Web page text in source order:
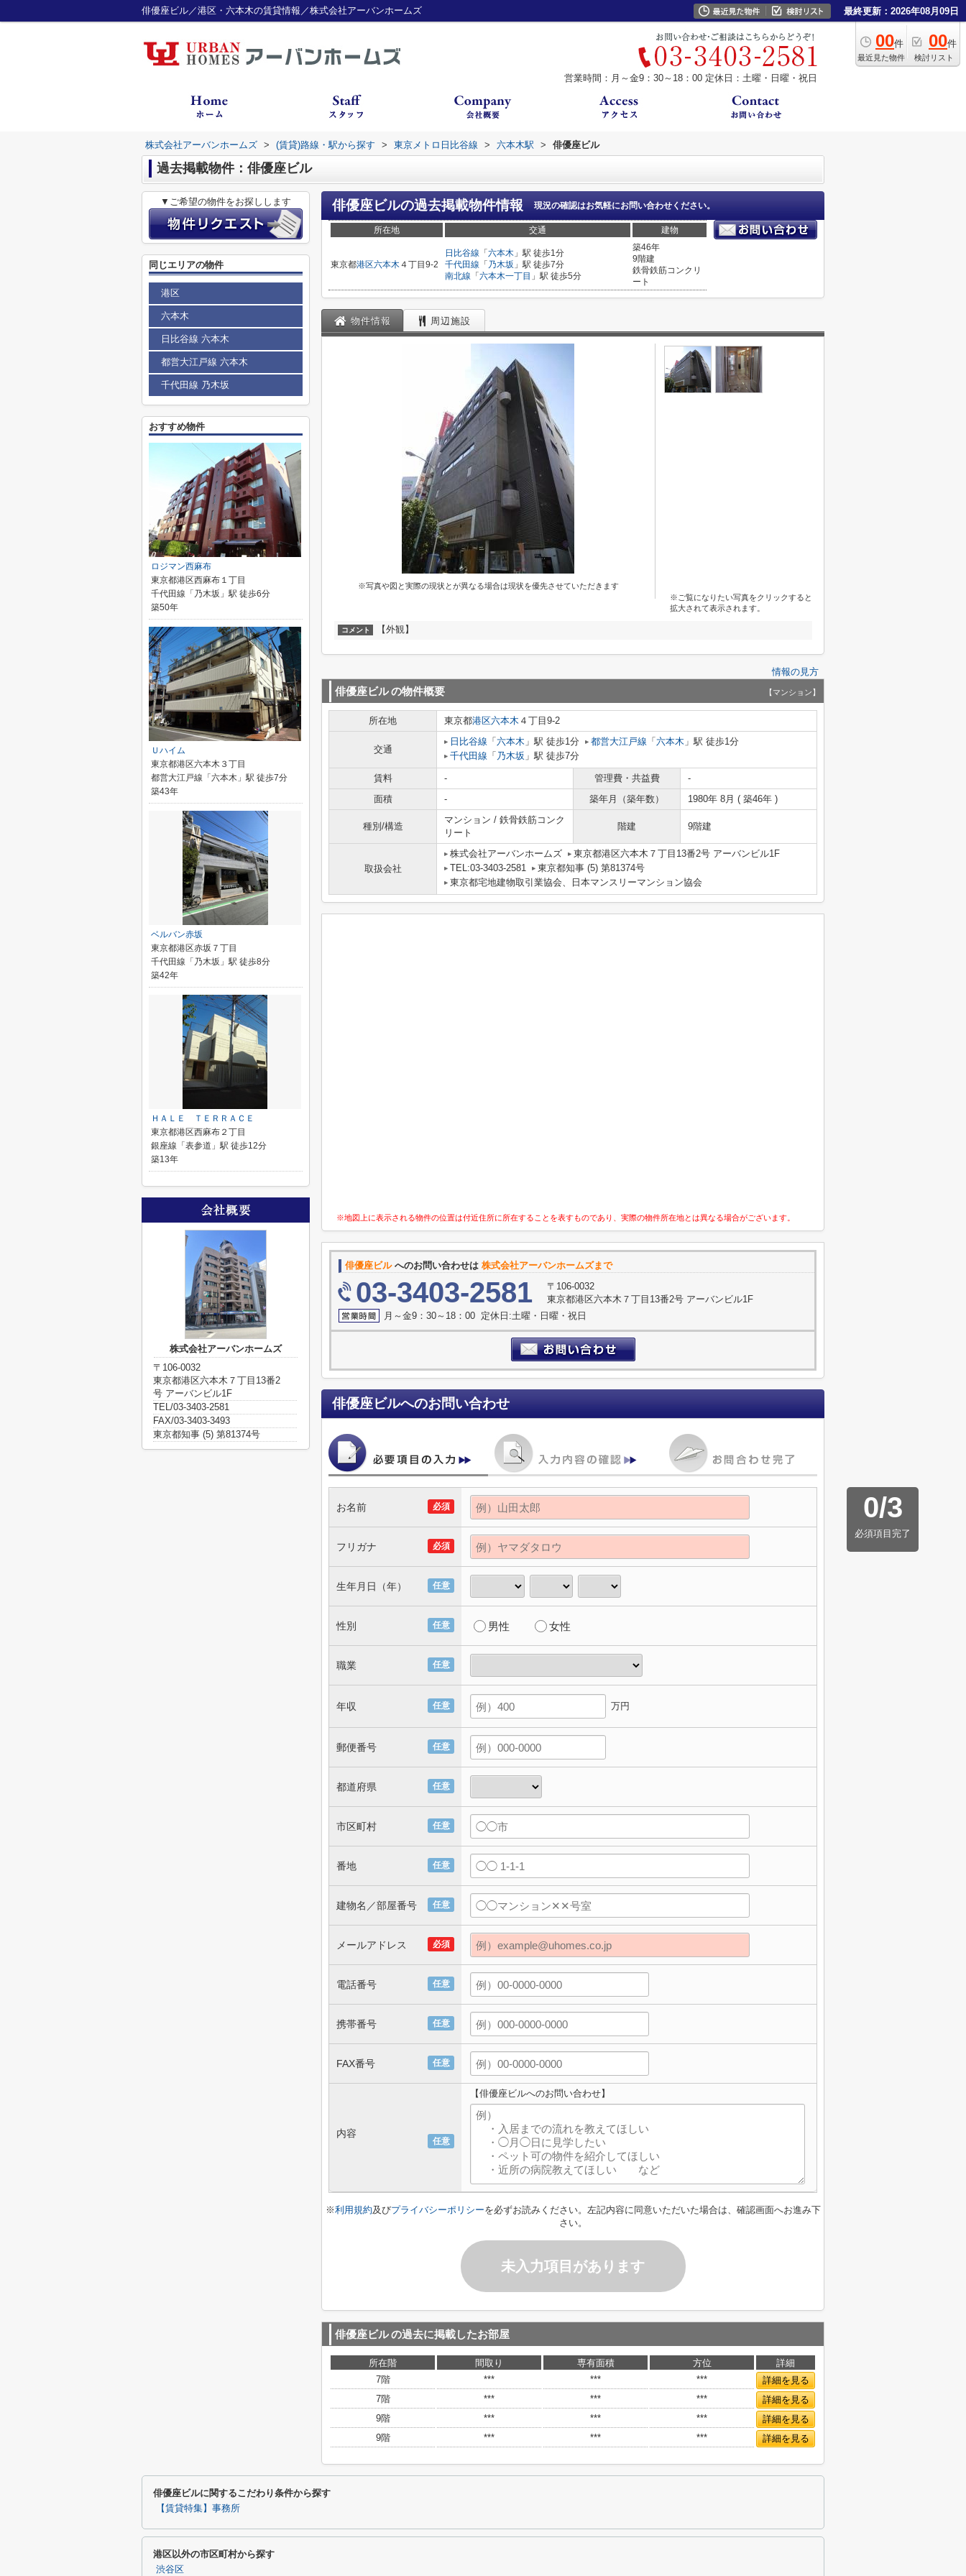
俳優座ビル／港区・六本木の賃貸情報／株式会社アーバンホームズ 最終更新：2026年08月09日
00件
最近見た物件
00件
検討リスト
営業時間：月～金9：30～18：00 定休日：土曜・日曜・祝日
株式会社アーバンホームズ > (賃貸)路線・駅から探す > 東京メトロ日比谷線 > 六本木駅 > 俳優座ビル
過去掲載物件：俳優座ビル
俳優座ビルの過去掲載物件情報 現況の確認はお気軽にお問い合わせください。
所在地 交通 建物
東京都港区六本木４丁目9-2
日比谷線 「 六本木 」駅 徒歩1分
千代田線 「 乃木坂 」駅 徒歩7分
南北線 「 六本木一丁目 」駅 徒歩5分
築46年
9階建
鉄骨鉄筋コンクリ
ート
物件情報 周辺施設
※写真や図と実際の現状とが異なる場合は現状を優先させていただきます
※ご覧になりたい写真をクリックすると
拡大されて表示されます。
コメント 【外観】
情報の見方
俳優座ビルの物件概要 【マンション】
所在地 東京都港区六本木 ４丁目9-2
交通
日比谷線 「 六本木 」駅 徒歩1分 都営大江戸線 「 六本木 」駅 徒歩1分
千代田線 「 乃木坂 」駅 徒歩7分
賃料 - 管理費・共益費
-
面積
- 築年月（築年数） 1980年 8月 ( 築46年 )
種別/構造
マンション / 鉄骨鉄筋コンク
リート
階建 9階建
取扱会社
株式会社アーバンホームズ
東京都港区六本木７丁目13番2号 アーバンビル1F
TEL:03-3403-2581
東京都知事 (5) 第81374号
東京都宅地建物取引業協会、日本マンスリーマンション協会
※地図上に表示される物件の位置は付近住所に所在することを表すものであり、実際の物件所在地とは異なる場合がございます。
俳優座ビルへのお問い合わせは 株式会社アーバンホームズまで
03-3403-2581
〒106-0032
東京都港区六本木７丁目13番2号 アーバンビル1F
月～金9：30～18：00 定休日:土曜・日曜・祝日
俳優座ビルへのお問い合わせ
0/3
必須項目完了
必須
お名前
必須
フリガナ
任意
生年月日（年）
任意
性別 男性 女性
任意
職業
任意
年収 万円
任意
郵便番号
任意
都道府県
任意
市区町村
任意
番地
任意
建物名／部屋番号
必須
メールアドレス
任意
電話番号
任意
携帯番号
任意
FAX番号
任意
内容
【俳優座ビルへのお問い合わせ】
※利用規約及びプライバシーポリシーを必ずお読みください。左記内容に同意いただいた場合は、確認画面へお進み下
さい。
未入力項目があります
俳優座ビルの過去に掲載したお部屋
所在階 間取り 専有面積 方位
詳細
7階
*** *** ***
詳細を見る
7階
*** *** ***
詳細を見る
9階
*** *** ***
詳細を見る
9階
*** *** *** 詳細を見る
▼ご希望の物件をお探しします
同じエリアの物件
港区
六本木
日比谷線 六本木
都営大江戸線 六本木
千代田線 乃木坂
おすすめ物件
ロジマン西麻布
東京都港区西麻布１丁目
千代田線「乃木坂」駅 徒歩6分
築50年
Ｕハイム
東京都港区六本木３丁目
都営大江戸線「六本木」駅 徒歩7分
築43年
ベルバン赤坂
東京都港区赤坂７丁目
千代田線「乃木坂」駅 徒歩8分
築42年
ＨＡＬＥ ＴＥＲＲＡＣＥ
東京都港区西麻布２丁目
銀座線「表参道」駅 徒歩12分
築13年
株式会社アーバンホームズ
〒106-0032
東京都港区六本木７丁目13番2
号 アーバンビル1F
TEL/03-3403-2581
FAX/03-3403-3493
東京都知事 (5) 第81374号
俳優座ビルに関するこだわり条件から探す
【賃貸特集】事務所
港区以外の市区町村から探す
渋谷区